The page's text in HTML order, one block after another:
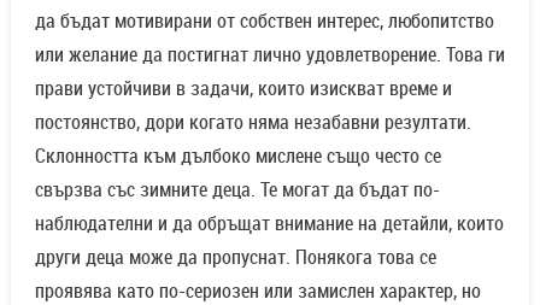
да бъдат мотивирани от собствен интерес, любопитство
или желание да постигнат лично удовлетворение. Това ги
прави устойчиви в задачи, които изискват време и
постоянство, дори когато няма незабавни резултати.
Склонността към дълбоко мислене също често се
свързва със зимните деца. Те могат да бъдат по-
наблюдателни и да обръщат внимание на детайли, които
други деца може да пропуснат. Понякога това се
проявява като по-сериозен или замислен характер, но